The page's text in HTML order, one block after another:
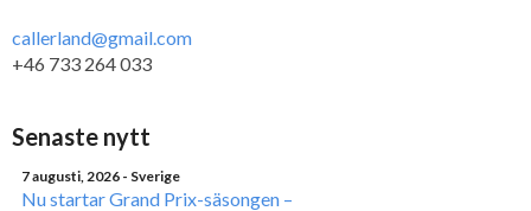
callerland@gmail.com
+46 733 264 033
Senaste nytt
7 augusti, 2026 - Sverige
Nu startar Grand Prix-säsongen –